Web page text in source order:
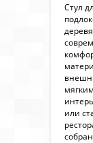
Стул
или